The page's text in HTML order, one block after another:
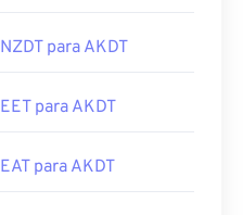
NZDT para AKDT
EET para AKDT
EAT para AKDT